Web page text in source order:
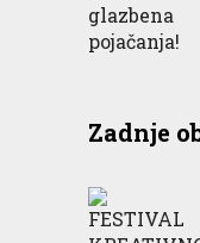
Zadnje